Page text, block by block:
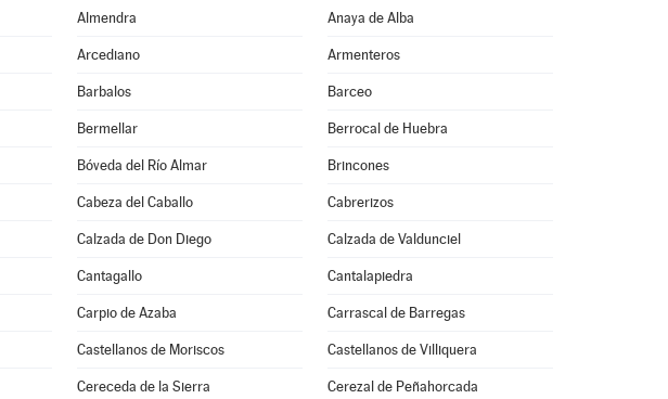
Almendra Anaya de Alba
Arcediano Armenteros
Barbalos Barceo
Bermellar Berrocal de Huebra
Bóveda del Río Almar Brincones
Cabeza del Caballo Cabrerizos
Calzada de Don Diego Calzada de Valdunciel
Cantagallo Cantalapiedra
Carpio de Azaba Carrascal de Barregas
Castellanos de Moriscos Castellanos de Villiquera
Cereceda de la Sierra Cerezal de Peñahorcada